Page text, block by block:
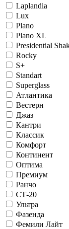
Laplandia
Lux
Plano
Plano XL
Presidential
Rocky
S+
Standart
Superglass
Атлантика
Вестерн
Джаз
Кантри
Классик
Комфорт
Континент
Оптима
Премиум
Ранчо
СТ-20
Ультра
Фазенда
Фемили Лайт